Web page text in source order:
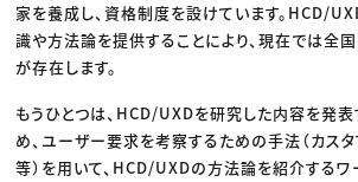
家を養成し、資格制度を設けています。HCD/
識や方法論を提供することにより、現在では全
が存在します。
もうひとつは、HCD/UXDを研究した内容を発
め、ユーザー要求を考察するための手法（カス
等）を用いて、HCD/UXDの方法論を紹介するワ